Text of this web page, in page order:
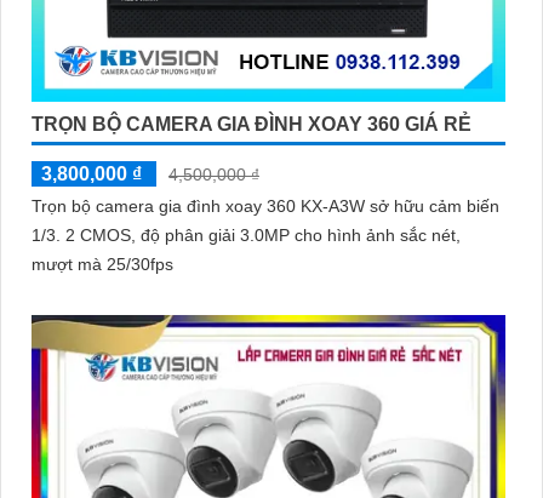
TRỌN BỘ CAMERA GIA ĐÌNH XOAY 360 GIÁ RẺ
3,800,000 ₫
4,500,000 ₫
Trọn bộ camera gia đình xoay 360 KX-A3W sở hữu cảm biến
1/3. 2 CMOS, độ phân giải 3.0MP cho hình ảnh sắc nét,
mượt mà 25/30fps